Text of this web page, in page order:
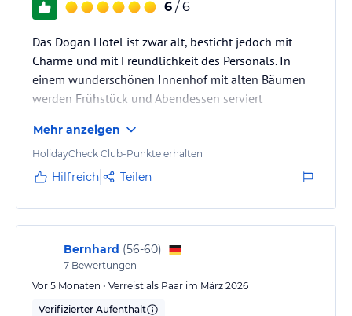
6 / 6
Das Dogan Hotel ist zwar alt, besticht jedoch mit
Charme und mit Freundlichkeit des Personals. In
einem wunderschönen Innenhof mit alten Bäumen
werden Frühstück und Abendessen serviert
Mehr anzeigen
HolidayCheck Club-Punkte erhalten
Hilfreich Teilen
Bernhard (56-60)
7 Bewertungen
Vor 5 Monaten • Verreist als Paar im März 2026
Verifizierter Aufenthalt